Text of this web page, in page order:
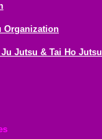
Organization
Jutsu & Tai Ho Jutsu